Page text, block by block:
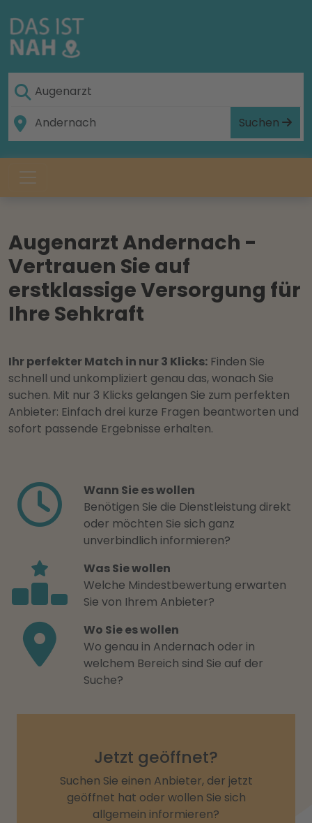
Suchen
Augenarzt Andernach -
Vertrauen Sie auf
erstklassige Versorgung für
Ihre Sehkraft
Ihr perfekter Match in nur 3 Klicks: Finden Sie
schnell und unkompliziert genau das, wonach Sie
suchen. Mit nur 3 Klicks gelangen Sie zum perfekten
Anbieter: Einfach drei kurze Fragen beantworten und
sofort passende Ergebnisse erhalten.
Wann Sie es wollen
Benötigen Sie die Dienstleistung direkt
oder möchten Sie sich ganz
unverbindlich informieren?
Was Sie wollen
Welche Mindestbewertung erwarten
Sie von Ihrem Anbieter?
Wo Sie es wollen
Wo genau in Andernach oder in
welchem Bereich sind Sie auf der
Suche?
Jetzt geöffnet?
Suchen Sie einen Anbieter, der jetzt
geöffnet hat oder wollen Sie sich
allgemein informieren?